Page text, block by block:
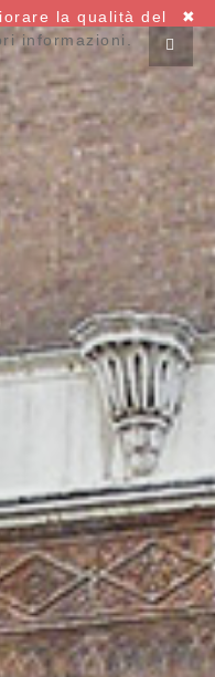
✖
la qualità del
informazioni.